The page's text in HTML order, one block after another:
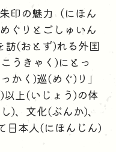
印の魅力（にほん
ぐりとごしゅいん
(おとず)れる外国
うきゃく)にとっ
かく)巡(めぐ)り」
上(いじょう)の体
)、文化(ぶんか)、
日本人(にほんじん)